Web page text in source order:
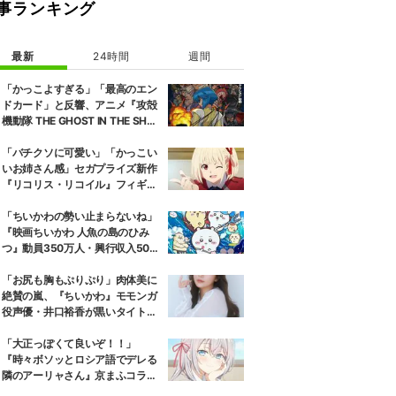
ランキング
最新 24時間 週間
「かっこよすぎる」「最高のエン
ドカード」と反響、アニメ『攻殻
機動隊 THE GHOST IN THE SHEL
「バチクソに可愛い」「かっこい
いお姉さん感」セガプライズ新作
『リコリス・リコイル』フィギュ
「ちいかわの勢い止まらないね」
『映画ちいかわ 人魚の島のひみ
つ』動員350万人・興行収入50億
「お尻も胸もぷりぷり」肉体美に
絶賛の嵐、『ちいかわ』モモンガ
役声優・井口裕香が黒いタイトウ
「大正っぽくて良いぞ！！」
『時々ボソッとロシア語でデレる
隣のアーリャさん』京まふコラボ